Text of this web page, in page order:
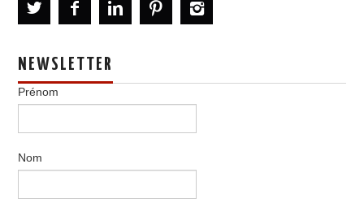
NEWSLETTER
Prénom
Nom